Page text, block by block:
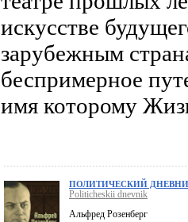
искусстве
зарубежным
беспримерное
имя которому
ПОЛИТИЧЕСКИЙ
Politicheskii dnevnik
Альфред Розенберг